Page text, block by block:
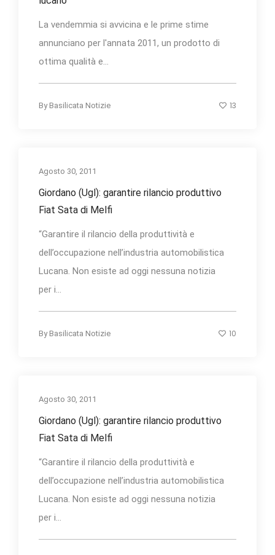
La vendemmia si avvicina e le prime stime
annunciano per l'annata 2011, un prodotto di
ottima qualità e...
By Basilicata Notizie 13
Agosto 30, 2011
Giordano (Ugl): garantire rilancio produttivo
Fiat Sata di Melfi
“Garantire il rilancio della produttività e
dell’occupazione nell’industria automobilistica
Lucana. Non esiste ad oggi nessuna notizia
per i...
By Basilicata Notizie 10
Agosto 30, 2011
Giordano (Ugl): garantire rilancio produttivo
Fiat Sata di Melfi
“Garantire il rilancio della produttività e
dell’occupazione nell’industria automobilistica
Lucana. Non esiste ad oggi nessuna notizia
per i...